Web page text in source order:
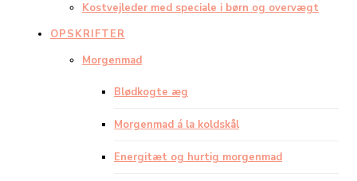
Kostvejleder med speciale i børn og overvægt
OPSKRIFTER
Morgenmad
Blødkogte æg
Morgenmad á la koldskål
Energitæt og hurtig morgenmad